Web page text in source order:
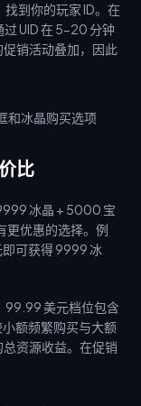
到你的玩家 ID。在
UID 在 5-20 分钟
销活动叠加，因此
比
冰晶 + 5000 宝
更优惠的选择。例
可获得 9999 冰
99.99 美元档位包含
额频繁购买与大额
资源收益。在促销